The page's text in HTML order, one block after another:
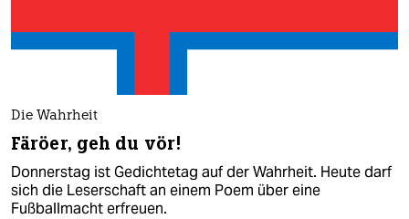
Die Wahrheit
Färöer, geh du vör!
Donnerstag ist Gedichtetag auf der Wahrheit. Heute darf
sich die Leserschaft an einem Poem über eine
Fußballmacht erfreuen.